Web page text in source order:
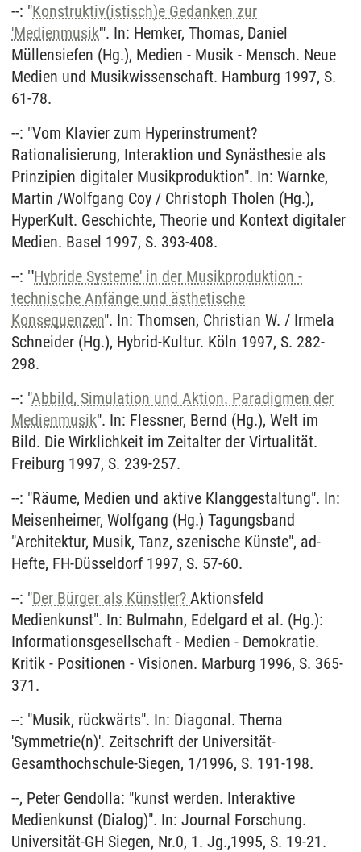
--: "Konstruktiv(istisch)e Gedanken zur
'Medienmusik'". In: Hemker, Thomas, Daniel
Müllensiefen (Hg.), Medien - Musik - Mensch. Neue
Medien und Musikwissenschaft. Hamburg 1997, S.
61-78.
--: "Vom Klavier zum Hyperinstrument?
Rationalisierung, Interaktion und Synästhesie als
Prinzipien digitaler Musikproduktion". In: Warnke,
Martin /Wolfgang Coy / Christoph Tholen (Hg.),
HyperKult. Geschichte, Theorie und Kontext digitaler
Medien. Basel 1997, S. 393-408.
--: "'Hybride Systeme' in der Musikproduktion -
technische Anfänge und ästhetische
Konsequenzen". In: Thomsen, Christian W. / Irmela
Schneider (Hg.), Hybrid-Kultur. Köln 1997, S. 282-
298.
--: "Abbild, Simulation und Aktion. Paradigmen der
Medienmusik". In: Flessner, Bernd (Hg.), Welt im
Bild. Die Wirklichkeit im Zeitalter der Virtualität.
Freiburg 1997, S. 239-257.
--: "Räume, Medien und aktive Klanggestaltung". In:
Meisenheimer, Wolfgang (Hg.) Tagungsband
"Architektur, Musik, Tanz, szenische Künste", ad-
Hefte, FH-Düsseldorf 1997, S. 57-60.
--: "Der Bürger als Künstler? Aktionsfeld
Medienkunst". In: Bulmahn, Edelgard et al. (Hg.):
Informationsgesellschaft - Medien - Demokratie.
Kritik - Positionen - Visionen. Marburg 1996, S. 365-
371.
--: "Musik, rückwärts". In: Diagonal. Thema
'Symmetrie(n)'. Zeitschrift der Universität-
Gesamthochschule-Siegen, 1/1996, S. 191-198.
--, Peter Gendolla: "kunst werden. Interaktive
Medienkunst (Dialog)". In: Journal Forschung.
Universität-GH Siegen, Nr.0, 1. Jg.,1995, S. 19-21.